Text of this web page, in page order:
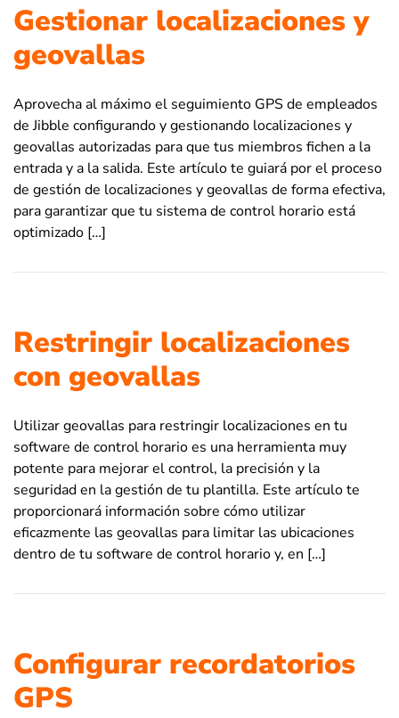
Gestionar localizaciones y
geovallas
Aprovecha al máximo el seguimiento GPS de empleados
de Jibble configurando y gestionando localizaciones y
geovallas autorizadas para que tus miembros fichen a la
entrada y a la salida. Este artículo te guiará por el proceso
de gestión de localizaciones y geovallas de forma efectiva,
para garantizar que tu sistema de control horario está
optimizado […]
Restringir localizaciones
con geovallas
Utilizar geovallas para restringir localizaciones en tu
software de control horario es una herramienta muy
potente para mejorar el control, la precisión y la
seguridad en la gestión de tu plantilla. Este artículo te
proporcionará información sobre cómo utilizar
eficazmente las geovallas para limitar las ubicaciones
dentro de tu software de control horario y, en […]
Configurar recordatorios
GPS